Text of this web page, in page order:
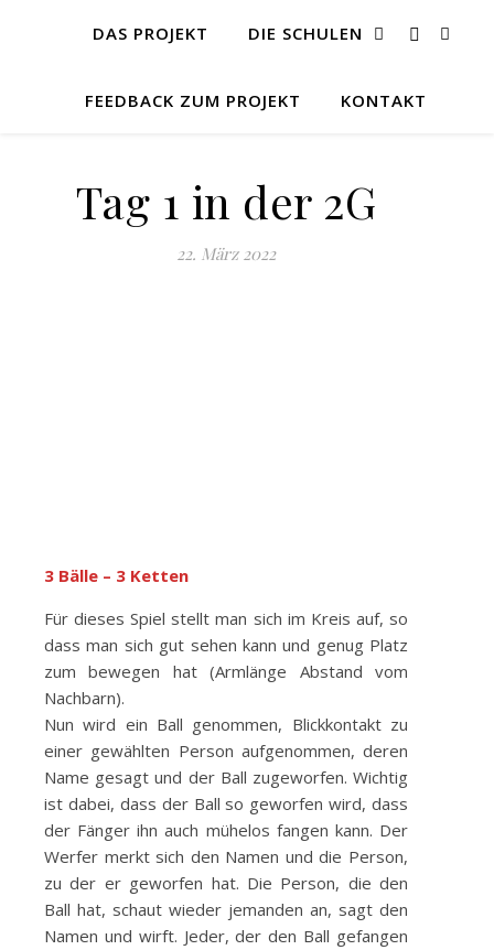
DAS PROJEKT DIE SCHULEN
FEEDBACK ZUM PROJEKT KONTAKT
Tag 1 in der 2G
22. März 2022
3 Bälle – 3 Ketten
Für dieses Spiel stellt man sich im Kreis auf, so
dass man sich gut sehen kann und genug Platz
zum bewegen hat (Armlänge Abstand vom
Nachbarn).
Nun wird ein Ball genommen, Blickkontakt zu
einer gewählten Person aufgenommen, deren
Name gesagt und der Ball zugeworfen. Wichtig
ist dabei, dass der Ball so geworfen wird, dass
der Fänger ihn auch mühelos fangen kann. Der
Werfer merkt sich den Namen und die Person,
zu der er geworfen hat. Die Person, die den
Ball hat, schaut wieder jemanden an, sagt den
Namen und wirft. Jeder, der den Ball gefangen